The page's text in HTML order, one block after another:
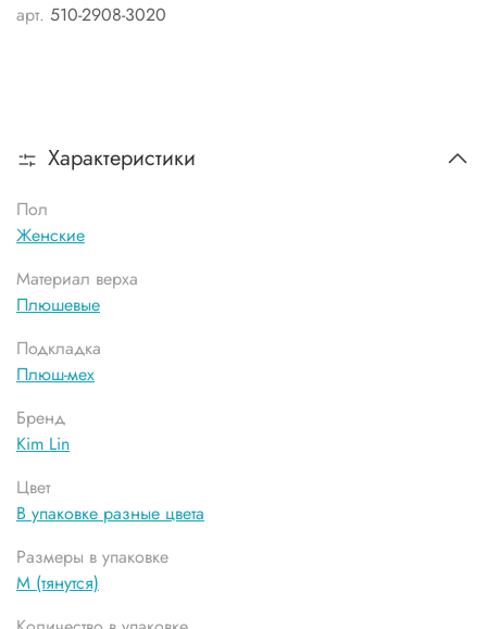
арт. 510-2908-3020
Характеристики
Пол
Женские
Материал верха
Плюшевые
Подкладка
Плюш-мех
Бренд
Kim Lin
Цвет
В упаковке разные цвета
Размеры в упаковке
М (тянутся)